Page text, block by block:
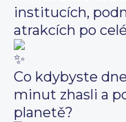
institucích,
atrakcích po
Co kdybyste
minut zhasli a
planetě?